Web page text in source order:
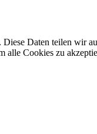
Daten teilen wir
Cookies zu